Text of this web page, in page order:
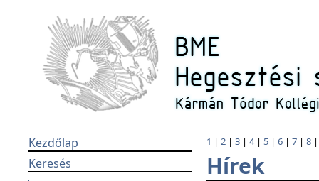
Kezdőlap
Keresés
1 | 2 | 3 | 4| 5 | 6 | 7 | 8
Hírek